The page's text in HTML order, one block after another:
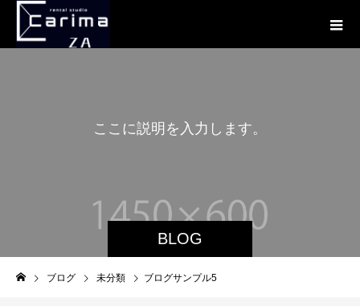
BLOG
こ こ に説明 を 入 力 し ま す。
ブログ 未分類 ブログサンプル5